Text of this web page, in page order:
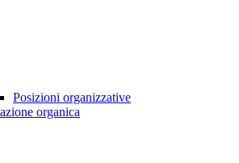
Posizioni organizzative
organica